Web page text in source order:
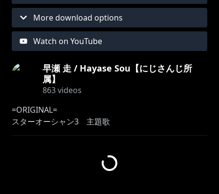
More download options
Watch on YouTube
早瀬 走 / Hayase Sou【にじさんじ所
属】
863videos
=ORIGINAL=
スターオーシャン3 主題歌